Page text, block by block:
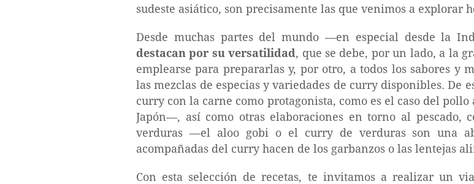
sudeste asiático, son precisamente las que venimos a explorar
Desde muchas partes del mundo —en especial desde la
destacan por su versatilidad, que se debe, por un lado, a la
emplearse para prepararlas y, por otro, a todos los sabores y
las mezclas de especias y variedades de curry disponibles. De
curry con la carne como protagonista, como es el caso del
Japón—, así como otras elaboraciones en torno al pescado,
verduras —el aloo gobi o el curry de verduras son una
acompañadas del curry hacen de los garbanzos o las lentejas
Con esta selección de recetas, te invitamos a realizar un